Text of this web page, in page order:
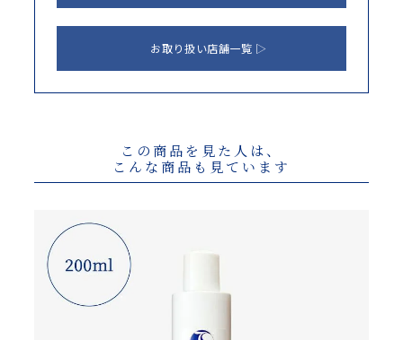
お取り扱い店舗一覧
この商品を見た人は、
こんな商品も見ています